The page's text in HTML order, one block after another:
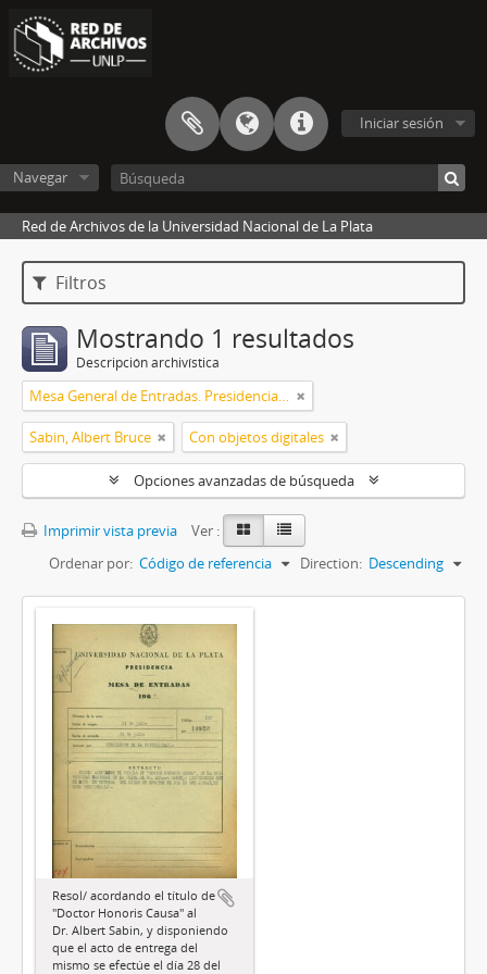
Iniciar sesión
Navegar
Red de Archivos de la Universidad Nacional de La Plata
Filtros
Mostrando 1 resultados
Descripción archivística
Mesa General de Entradas. Presidencia UNLP
Sabin, Albert Bruce Con objetos digitales
Opciones avanzadas de búsqueda
Imprimir vista previa
Ver :
Ordenar por: Código de referencia Direction: Descending
Resol/ acordando el título de
"Doctor Honoris Causa" al
Dr. Albert Sabin, y disponiendo
que el acto de entrega del
mismo se efectúe el día 28 del